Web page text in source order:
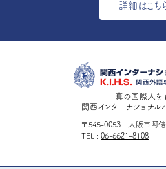
詳細はこち
真の国際人を
関西インターナショナル
〒545-0053 大阪市阿
TEL
06-6621-8108